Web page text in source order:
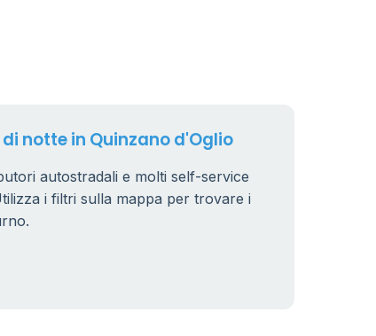
notte in Quinzano d'Oglio
autostradali e molti self-service
i filtri sulla mappa per trovare i